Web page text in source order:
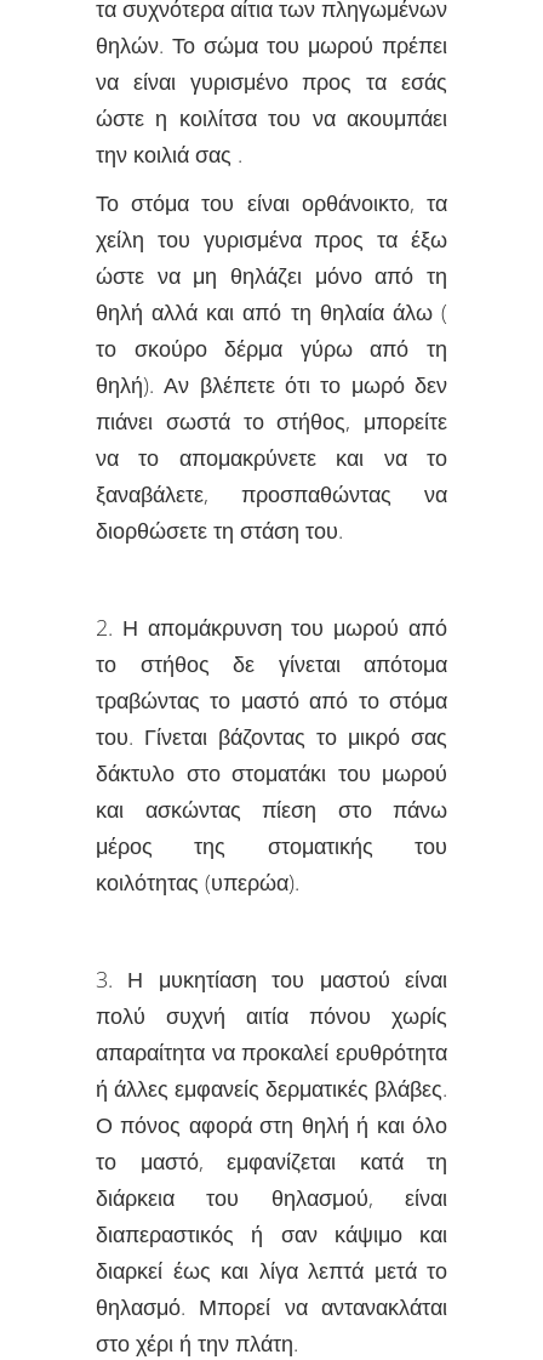
τα συχνότερα αίτια των πληγωμένων
θηλών. Το σώμα του μωρού πρέπει
να είναι γυρισμένο προς τα εσάς
ώστε η κοιλίτσα του να ακουμπάει
την κοιλιά σας .
Το στόμα του είναι ορθάνοικτο, τα
χείλη του γυρισμένα προς τα έξω
ώστε να μη θηλάζει μόνο από τη
θηλή αλλά και από τη θηλαία άλω (
το σκούρο δέρμα γύρω από τη
θηλή). Αν βλέπετε ότι το μωρό δεν
πιάνει σωστά το στήθος, μπορείτε
να το απομακρύνετε και να το
ξαναβάλετε, προσπαθώντας να
διορθώσετε τη στάση του.
2. Η απομάκρυνση του μωρού από
το στήθος δε γίνεται απότομα
τραβώντας το μαστό από το στόμα
του. Γίνεται βάζοντας το μικρό σας
δάκτυλο στο στοματάκι του μωρού
και ασκώντας πίεση στο πάνω
μέρος της στοματικής του
κοιλότητας (υπερώα).
3. Η μυκητίαση του μαστού είναι
πολύ συχνή αιτία πόνου χωρίς
απαραίτητα να προκαλεί ερυθρότητα
ή άλλες εμφανείς δερματικές βλάβες.
Ο πόνος αφορά στη θηλή ή και όλο
το μαστό, εμφανίζεται κατά τη
διάρκεια του θηλασμού, είναι
διαπεραστικός ή σαν κάψιμο και
διαρκεί έως και λίγα λεπτά μετά το
θηλασμό. Μπορεί να αντανακλάται
στο χέρι ή την πλάτη.